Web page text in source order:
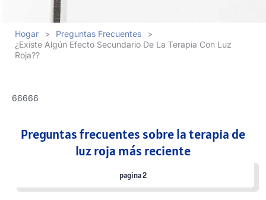
Hogar > Preguntas Frecuentes
>
¿Existe Algún Efecto Secundario De La Terapia Con Luz
Roja??
66666
Preguntas frecuentes sobre la terapia de
luz roja más reciente
pagina 2